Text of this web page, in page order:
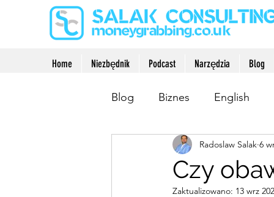
Home Niezbędnik Podcast Narzędzia Blog
Blog Biznes English
Oszczędzanie Rozwój
Czy
Radoslaw Salak 6
Zaktualizowano: 13 wrz